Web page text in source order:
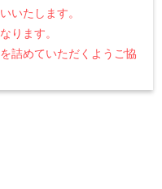
いたします。
ります。
詰めていただくようご協